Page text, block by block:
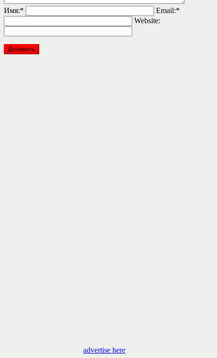
Имя:* Email:*
Website:
advertise here